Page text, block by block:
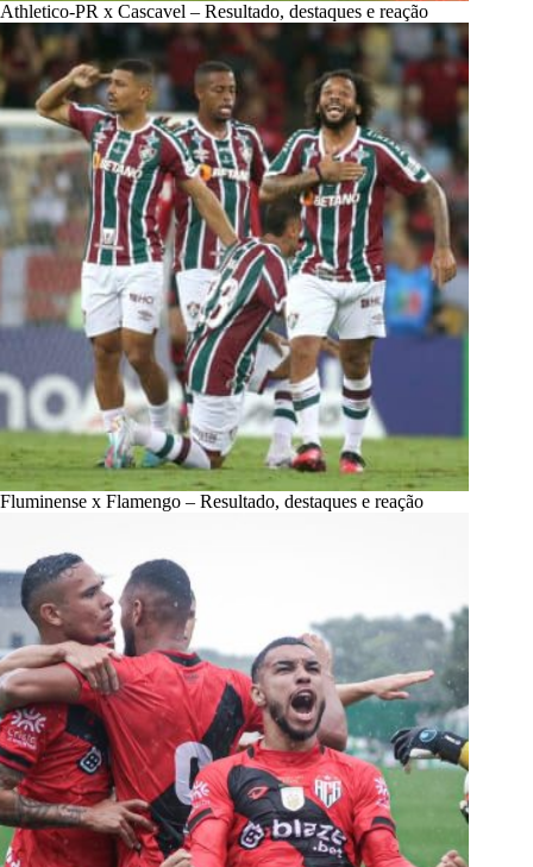
Athletico-PR x Cascavel – Resultado, destaques e reação
Fluminense x Flamengo – Resultado, destaques e reação